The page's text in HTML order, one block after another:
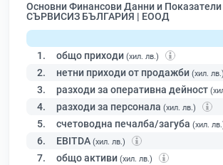
Основни Финансови Данни и
СЪРВИСИЗ БЪЛГАРИЯ | ЕООД
1. общо приходи (хил. лв.)
2. нетни приходи от продажби (хил. лв.)
3. разходи за оперативна дейност
4. разходи за персонала (хил. лв.)
5. счетоводна печалба/загуба (хил.
6. EBITDA (хил. лв.)
7. общо активи (хил. лв.)